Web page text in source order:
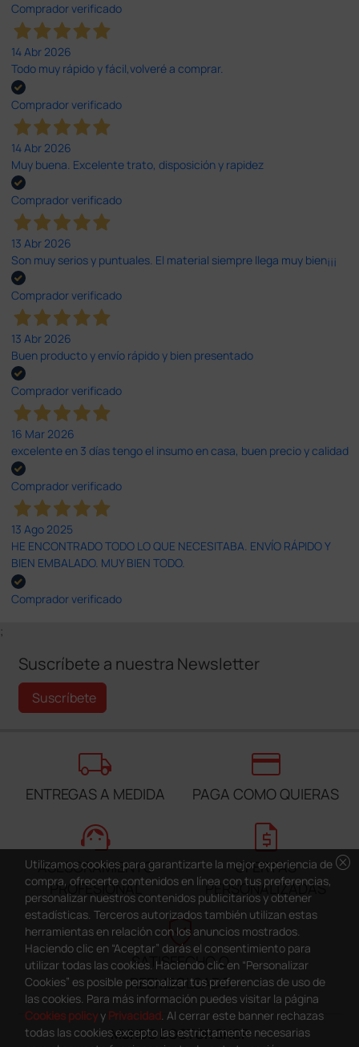
Comprador verificado
14 Abr 2026
Todo muy rápido y fácil,volveré a comprar.
Comprador verificado
14 Abr 2026
Muy buena. Excelente trato, disposición y rapidez
Comprador verificado
13 Abr 2026
Son muy serios y puntuales. El material siempre llega muy bien¡¡¡
Comprador verificado
13 Abr 2026
Buen producto y envío rápido y bien presentado
Comprador verificado
16 Mar 2026
excelente en 3 días tengo el insumo en casa, buen precio y calidad
Comprador verificado
13 Ago 2025
HE ENCONTRADO TODO LO QUE NECESITABA. ENVÍO RÁPIDO Y
BIEN EMBALADO. MUY BIEN TODO.
Comprador verificado
;
Suscríbete a nuestra Newsletter
Suscríbete
local_shipping
ENTREGAS A MEDIDA
credit_card
PAGA COMO QUIERAS
support_agent
ASESORAMIENTO
PROFESIONAL
request_quote
OFERTAS
PERSONALIZADAS
verified_user
SATISFECHO O
REEMBOLSADO
MUNDO DOCTOR SHOP
cancel
Utilizamos cookies para garantizarte la mejor experiencia de
compra, ofrecerte contenidos en línea con tus preferencias,
personalizar nuestros contenidos publicitarios y obtener
estadísticas. Terceros autorizados también utilizan estas
herramientas en relación con los anuncios mostrados.
Haciendo clic en “Aceptar” darás el consentimiento para
utilizar todas las cookies. Haciendo clic en “Personalizar
Cookies” es posible personalizar tus preferencias de uso de
las cookies. Para más información puedes visitar la página
Cookies policyy Privacidad. Al cerrar este banner rechazas
todas las cookies excepto las estrictamente necesarias